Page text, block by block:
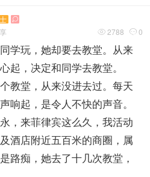

 2788  0
学玩，她却要去教堂。从来
起，决定和同学去教堂。
教堂，从来没进去过。每天
响起，是令人不快的声音。
，来菲律宾这么久，我活动
酒店附近五百米的商圈，属
路痴，她去了十几次教堂，